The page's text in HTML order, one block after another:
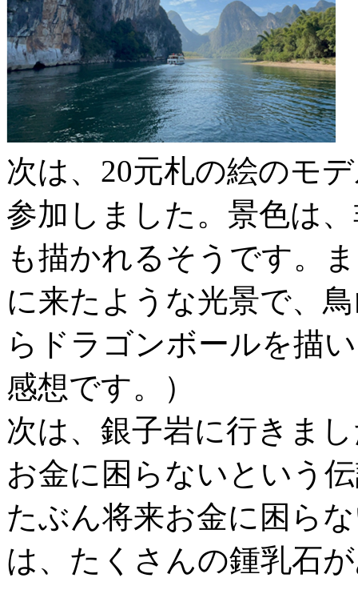
次は、20元札の絵のモ
参加しました。景色は
も描かれるそうです。
に来たような光景で、
らドラゴンボールを描
感想です。）
次は、銀子岩に行きま
お金に困らないという
たぶん将来お金に困ら
は、たくさんの鍾乳石